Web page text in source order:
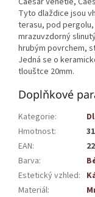
Tyto dlaždice jsou
terasu, pod pergolu,
mrazuvzdorný
hrubým povrchem,
Jedná se o
tlouštce 20mm.
Doplňkové
Kategorie:
Hmotnost:
EAN:
Barva:
Estetický vzhled:
Materiál: